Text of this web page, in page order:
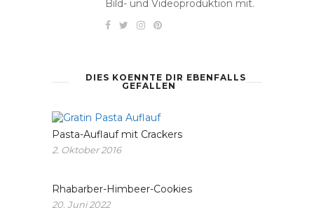
Bild- und Videoproduktion mit.
DIES KOENNTE DIR EBENFALLS
GEFALLEN
Pasta-Auflauf mit Crackers
2. Oktober 2016
Rhabarber-Himbeer-Cookies
20. Juni 2022